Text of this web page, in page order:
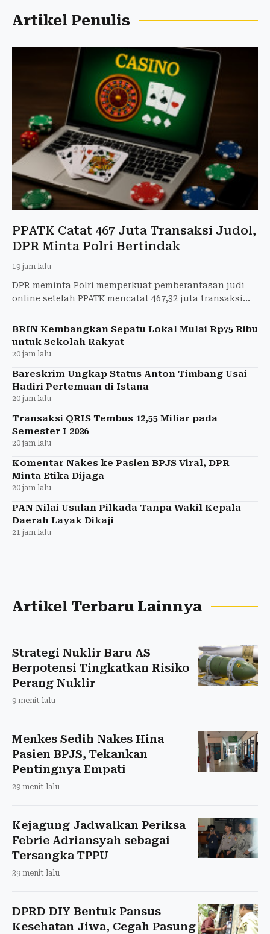
Artikel Penulis
PPATK Catat 467 Juta Transaksi Judol,
DPR Minta Polri Bertindak
19 jam lalu
DPR meminta Polri memperkuat pemberantasan judi
online setelah PPATK mencatat 467,32 juta transaksi
BRIN Kembangkan Sepatu Lokal Mulai Rp75 Ribu
untuk Sekolah Rakyat
20 jam lalu
Bareskrim Ungkap Status Anton Timbang Usai
Hadiri Pertemuan di Istana
20 jam lalu
Transaksi QRIS Tembus 12,55 Miliar pada
Semester I 2026
20 jam lalu
Komentar Nakes ke Pasien BPJS Viral, DPR
Minta Etika Dijaga
20 jam lalu
PAN Nilai Usulan Pilkada Tanpa Wakil Kepala
Daerah Layak Dikaji
21 jam lalu
Artikel Terbaru Lainnya
Strategi Nuklir Baru AS
Berpotensi Tingkatkan Risiko
Perang Nuklir
9 menit lalu
Menkes Sedih Nakes Hina
Pasien BPJS, Tekankan
Pentingnya Empati
29 menit lalu
Kejagung Jadwalkan Periksa
Febrie Adriansyah sebagai
Tersangka TPPU
39 menit lalu
DPRD DIY Bentuk Pansus
Kesehatan Jiwa, Cegah Pasung